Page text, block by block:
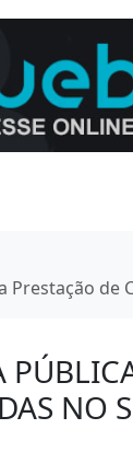
Prestação de
NO